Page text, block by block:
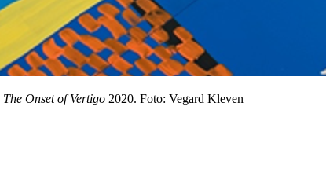
The Onset of Vertigo 2020. Foto: Vegard Kleven